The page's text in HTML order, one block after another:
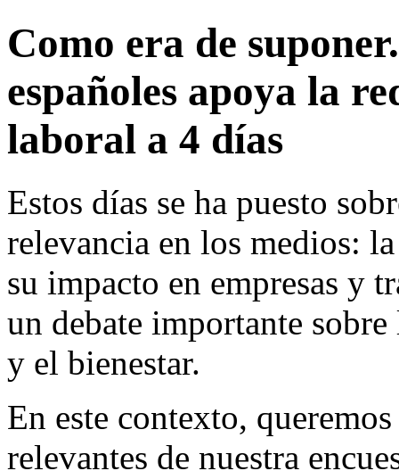
Como era de
españoles apoya la
laboral a 4 días
Estos días se ha puesto
relevancia en los medios:
su impacto en empresas y
un debate importante
y el bienestar.
En este contexto,
relevantes de nuestra